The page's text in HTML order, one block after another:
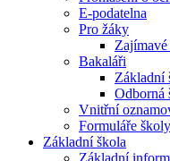
E-podatelna
Pro žáky
Bakaláři
Základní
Odborná
Vnitřní
Formuláře školy
Základní škola
Základní